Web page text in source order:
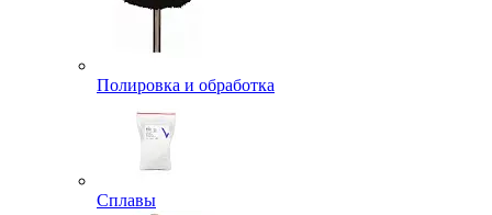
Полировка и обработка
Сплавы